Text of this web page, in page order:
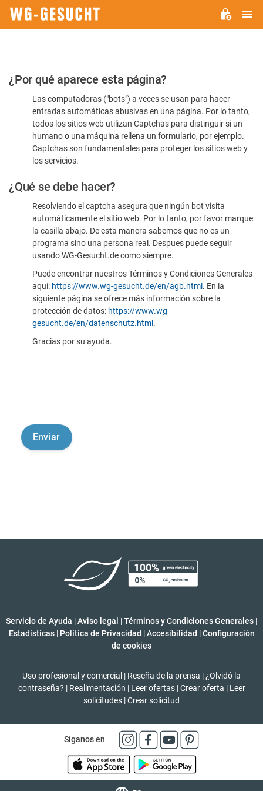
Por
favor,
confirme
humano
¿Por qué aparece esta página?
Las computadoras ("bots") a veces se usan para hacer
entradas automáticas abusivas en una página. Por lo tanto,
todos los sitios web utilizan Captchas para distinguir si un
humano o una máquina rellena un formulario, por ejemplo.
Captchas son fundamentales para proteger los sitios web y
los servicios.
¿Qué se debe hacer?
Resolviendo el captcha asegura que ningún bot visita
automáticamente el sitio web. Por lo tanto, por favor marque
la casilla abajo. De esta manera sabemos que no es un
programa sino una persona real. Despues puede seguir
usando WG-Gesucht.de como siempre.
Puede encontrar nuestros Términos y Condiciones Generales
aquí: https://www.wg-gesucht.de/en/agb.html . En la
siguiente página se ofrece más información sobre la
protección de datos: https://www.wg-
gesucht.de/en/datenschutz.html .
Gracias por su ayuda.
Servicio de Ayuda |Aviso legal |Términos y Condiciones Generales |
Estadísticas | Política de Privacidad | Accesibilidad | Configuración
de cookies
Uso profesional y comercial | Reseña de la prensa | ¿Olvidó la
contraseña? | Realimentación | Leer ofertas | Crear oferta | Leer
solicitudes |Crear solicitud
Síganos en